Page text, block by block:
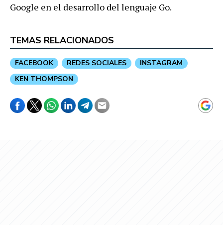
Google en el desarrollo del lenguaje Go.
TEMAS RELACIONADOS
FACEBOOK REDES SOCIALES
INSTAGRAM
KEN THOMPSON